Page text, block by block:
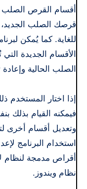
أقسام القرص
قرصك الصلب
الأقسام الجديدة
الصلب الحالية
إذا اختار المستخدم
فيمكنه القيام بذلك
وتعديل أقسام أخرى
استخدام البرنامج
أقراص مدمجة
نظام ويندوز.